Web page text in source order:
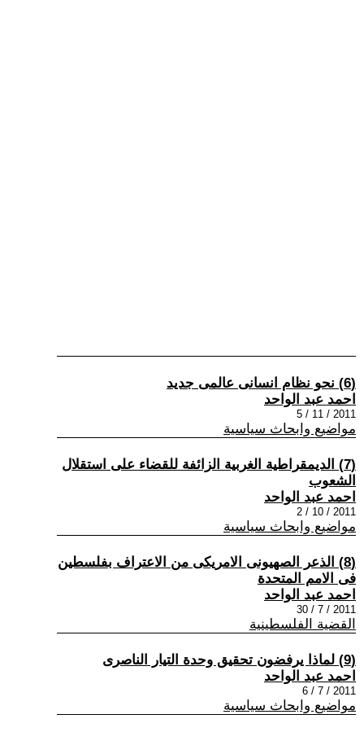
(6) نحو نظام انسانى عالمى جديد
احمد عبد الواحد
2011 / 11 / 5
مواضيع وابحاث سياسية
(7) الديمقراطية الغربية الزائفة للقضاء على استقلال
الشعوب
احمد عبد الواحد
2011 / 10 / 2
مواضيع وابحاث سياسية
(8) الذعر الصهيونى الامريكى من الاعتراف بفلسطين
فى الامم المتحدة
احمد عبد الواحد
2011 / 7 / 30
القضية الفلسطينية
(9) لماذا يرفضون تحقيق وحدة التيار الناصرى
احمد عبد الواحد
2011 / 7 / 6
مواضيع وابحاث سياسية